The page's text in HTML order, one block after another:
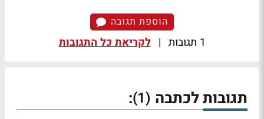
הוספת תגובה
1 תגובות | לקריאת כל התגובות
תגובות לכתבה (1)
: